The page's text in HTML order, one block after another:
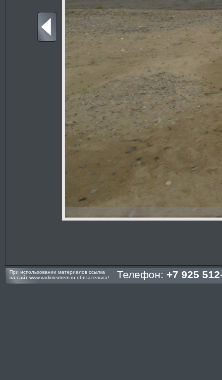
При использовании материалов ссылка
на сайт www.vadimextrem.ru обязательна! Телефон: +7 925